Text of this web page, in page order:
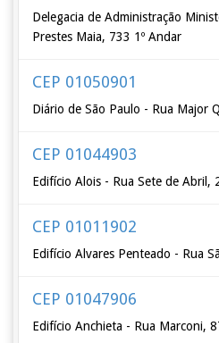
Delegacia de Administração
Prestes Maia, 733 1º Andar
CEP 01050901
Diário de São Paulo - Rua Major
CEP 01044903
Edifício Alois - Rua Sete de Abril,
CEP 01011902
Edifício Alvares Penteado - Rua
CEP 01047906
Edifício Anchieta - Rua Marconi,